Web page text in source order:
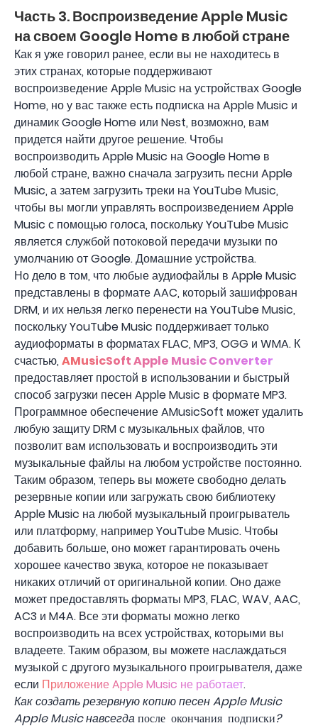
Часть 3. Воспроизведение Apple Music
на своем Google Home в любой стране
Как я уже говорил ранее, если вы не находитесь в
этих странах, которые поддерживают
воспроизведение Apple Music на устройствах Google
Home, но у вас также есть подписка на Apple Music и
динамик Google Home или Nest, возможно, вам
придется найти другое решение. Чтобы
воспроизводить Apple Music на Google Home в
любой стране, важно сначала загрузить песни Apple
Music, а затем загрузить треки на YouTube Music,
чтобы вы могли управлять воспроизведением Apple
Music с помощью голоса, поскольку YouTube Music
является службой потоковой передачи музыки по
умолчанию от Google. Домашние устройства.
Но дело в том, что любые аудиофайлы в Apple Music
представлены в формате AAC, который зашифрован
DRM, и их нельзя легко перенести на YouTube Music,
поскольку YouTube Music поддерживает только
аудиоформаты в форматах FLAC, MP3, OGG и WMA. К
счастью, AMusicSoft Apple Music Converter
предоставляет простой в использовании и быстрый
способ загрузки песен Apple Music в формате MP3.
Программное обеспечение AMusicSoft может удалить
любую защиту DRM с музыкальных файлов, что
позволит вам использовать и воспроизводить эти
музыкальные файлы на любом устройстве постоянно.
Таким образом, теперь вы можете свободно делать
резервные копии или загружать свою библиотеку
Apple Music на любой музыкальный проигрыватель
или платформу, например YouTube Music. Чтобы
добавить больше, оно может гарантировать очень
хорошее качество звука, которое не показывает
никаких отличий от оригинальной копии. Оно даже
может предоставлять форматы MP3, FLAC, WAV, AAC,
AC3 и M4A. Все эти форматы можно легко
воспроизводить на всех устройствах, которыми вы
владеете. Таким образом, вы можете наслаждаться
музыкой с другого музыкального проигрывателя, даже
если Приложение Apple Music не работает.
Как создать резервную копию песен Apple Music
Apple Music навсегда после окончания подписки?